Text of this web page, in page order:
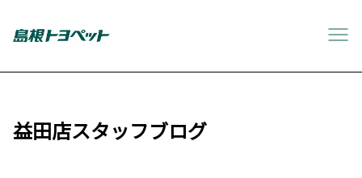
益田店スタッフブログ